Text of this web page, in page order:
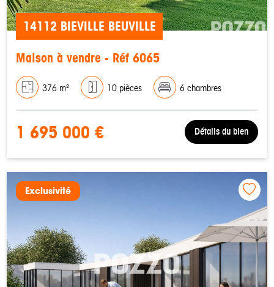
14112 BIEVILLE BEUVILLE
Maison à vendre - Réf 6065
376 m² 10 pièces 6 chambres
1 695 000 € Détails du bien
Exclusivité